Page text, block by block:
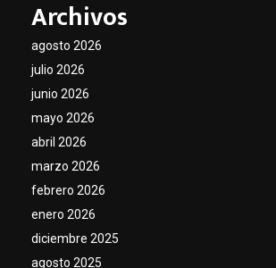
Archivos
agosto 2026
julio 2026
junio 2026
mayo 2026
abril 2026
marzo 2026
febrero 2026
enero 2026
diciembre 2025
agosto 2025